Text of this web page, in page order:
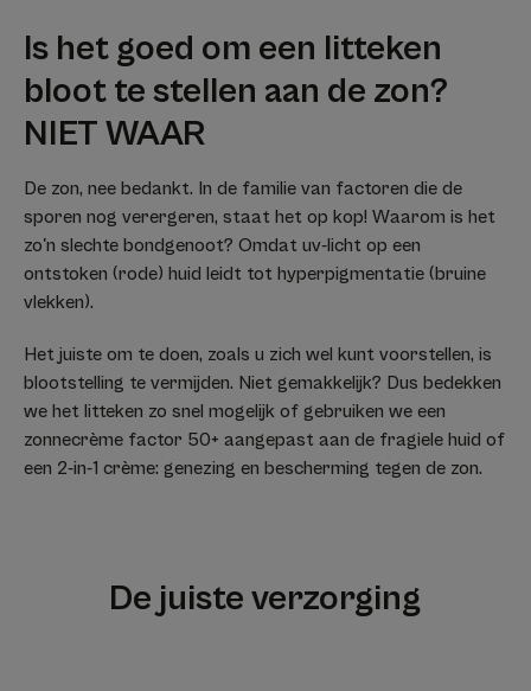
Is het goed om een litteken
bloot te stellen aan de zon?
NIET WAAR
De zon, nee bedankt. In de familie van factoren die de
sporen nog verergeren, staat het op kop! Waarom is het
zo'n slechte bondgenoot? Omdat uv-licht op een
ontstoken (rode) huid leidt tot hyperpigmentatie (bruine
vlekken).
Het juiste om te doen, zoals u zich wel kunt voorstellen, is
blootstelling te vermijden. Niet gemakkelijk? Dus bedekken
we het litteken zo snel mogelijk of gebruiken we een
zonnecrème factor 50+ aangepast aan de fragiele huid of
een 2-in-1 crème: genezing en bescherming tegen de zon.
De juiste verzorging